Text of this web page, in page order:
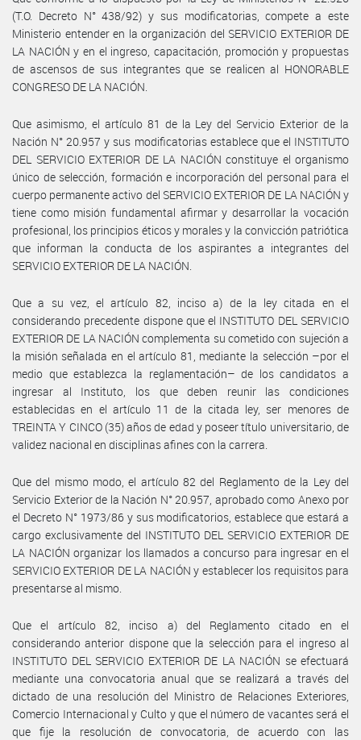
(T.O. Decreto N° 438/92) y sus modificatorias, compete a este
Ministerio entender en la organización del SERVICIO EXTERIOR DE
LA NACIÓN y en el ingreso, capacitación, promoción y propuestas
de ascensos de sus integrantes que se realicen al HONORABLE
CONGRESO DE LA NACIÓN.
Que asimismo, el artículo 81 de la Ley del Servicio Exterior de la
Nación N° 20.957 y sus modificatorias establece que el INSTITUTO
DEL SERVICIO EXTERIOR DE LA NACIÓN constituye el organismo
único de selección, formación e incorporación del personal para el
cuerpo permanente activo del SERVICIO EXTERIOR DE LA NACIÓN y
tiene como misión fundamental afirmar y desarrollar la vocación
profesional, los principios éticos y morales y la convicción patriótica
que informan la conducta de los aspirantes a integrantes del
SERVICIO EXTERIOR DE LA NACIÓN.
Que a su vez, el artículo 82, inciso a) de la ley citada en el
considerando precedente dispone que el INSTITUTO DEL SERVICIO
EXTERIOR DE LA NACIÓN complementa su cometido con sujeción a
la misión señalada en el artículo 81, mediante la selección –por el
medio que establezca la reglamentación– de los candidatos a
ingresar al Instituto, los que deben reunir las condiciones
establecidas en el artículo 11 de la citada ley, ser menores de
TREINTA Y CINCO (35) años de edad y poseer título universitario, de
validez nacional en disciplinas afines con la carrera.
Que del mismo modo, el artículo 82 del Reglamento de la Ley del
Servicio Exterior de la Nación N° 20.957, aprobado como Anexo por
el Decreto N° 1973/86 y sus modificatorios, establece que estará a
cargo exclusivamente del INSTITUTO DEL SERVICIO EXTERIOR DE
LA NACIÓN organizar los llamados a concurso para ingresar en el
SERVICIO EXTERIOR DE LA NACIÓN y establecer los requisitos para
presentarse al mismo.
Que el artículo 82, inciso a) del Reglamento citado en el
considerando anterior dispone que la selección para el ingreso al
INSTITUTO DEL SERVICIO EXTERIOR DE LA NACIÓN se efectuará
mediante una convocatoria anual que se realizará a través del
dictado de una resolución del Ministro de Relaciones Exteriores,
Comercio Internacional y Culto y que el número de vacantes será el
que fije la resolución de convocatoria, de acuerdo con las